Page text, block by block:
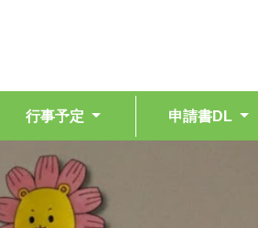
行事予定 申請書DL